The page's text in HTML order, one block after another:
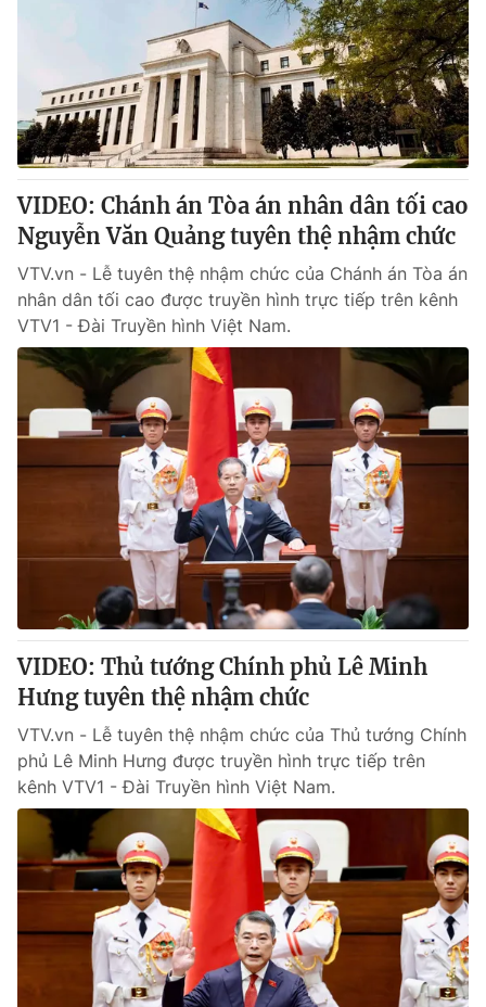
Thế giới đó đây
Câu chuyện quốc tế
Kinh tế
Tài chính
Thị trường
Góc doanh nghiệp
Dữ liệu và đời sống
Truyền hình
Phim VTV
Hậu trường
Nhân vật
Khán giả
Giải sao mai
Giải trí
Điện ảnh
Âm nhạc
Đời sống
Du lịch
Làm đẹp
Chất lượng cuộc sống
Giáo dục
Tuyển sinh
Học trực tuyến
Công nghệ
Hitech Công nghệ tương lai
Sản phẩm
Thị trường
Tư vấn
Giao lưu trực tuyến
Lịch phát sóng
Chuyên mục khác
Emagazine Podcast
Photo Infographic
Video Shorts video
VTV Money VTV Thể thao
VTV Sức khoẻ Bất động sản
VIDEO: Chánh án Tòa án nhân dân tối cao
Nguyễn Văn Quảng tuyên thệ nhậm chức
VTV.vn - Lễ tuyên thệ nhậm chức của Chánh án Tòa án
nhân dân tối cao được truyền hình trực tiếp trên kênh
VTV1 - Đài Truyền hình Việt Nam.
VIDEO: Thủ tướng Chính phủ Lê Minh
Hưng tuyên thệ nhậm chức
VTV.vn - Lễ tuyên thệ nhậm chức của Thủ tướng Chính
phủ Lê Minh Hưng được truyền hình trực tiếp trên
kênh VTV1 - Đài Truyền hình Việt Nam.